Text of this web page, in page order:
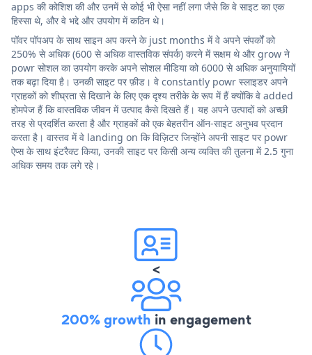
apps की कोशिश की और उनमें से कोई भी ऐसा नहीं लगा जैसे कि वे साइट का एक
हिस्सा थे, और वे भद्दे और उपयोग में कठिन थे।
पॉवर पॉपअप के साथ साइन अप करने के just months में वे अपने संपर्कों को
250% से अधिक (600 से अधिक वास्तविक संपर्क) करने में सक्षम थे और grow ने
powr सोशल का उपयोग करके अपने सोशल मीडिया को 6000 से अधिक अनुयायियों
तक बढ़ा दिया है। उनकी साइट पर फ़ीड। वे constantly powr स्लाइडर अपने
ग्राहकों को शीघ्रता से दिखाने के लिए एक दृश्य तरीके के रूप में हैं क्योंकि वे added
होमपेज हैं कि वास्तविक जीवन में उत्पाद कैसे दिखते हैं। यह अपने उत्पादों को अच्छी
तरह से प्रदर्शित करता है और ग्राहकों को एक बेहतरीन ऑन-साइट अनुभव प्रदान
करता है। वास्तव में वे landing on कि विज़िटर जिन्होंने अपनी साइट पर powr
ऐप्स के साथ इंटरैक्ट किया, उनकी साइट पर किसी अन्य व्यक्ति की तुलना में 2.5 गुना
अधिक समय तक लगे रहे।
<
200% growth in engagement